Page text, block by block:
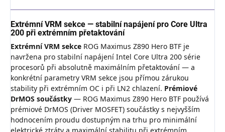
Extrémní VRM sekce — stabilní napájení pro Core Ultra
200 při extrémním přetaktování
Extrémní VRM sekce ROG Maximus Z890 Hero BTF je
navržena pro stabilní napájení Intel Core Ultra 200 série
procesorů při absolutně maximálním přetaktování — a
konkrétní parametry VRM sekce jsou přímou zárukou
stability při extrémním OC i při LN2 chlazení. Prémiové
DrMOS součástky — ROG Maximus Z890 Hero BTF používá
prémiové DrMOS (Driver MOSFET) součástky s nejvyšším
hodnocením proudu dostupným na trhu pro minimální